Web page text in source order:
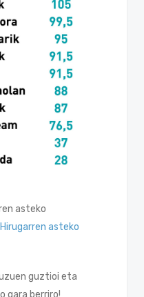
asteko
Hirugarren asteko
guztioi eta
gara berriro!